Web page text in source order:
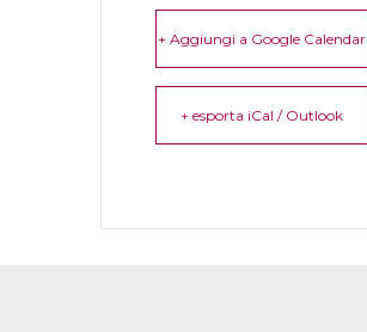
+ Aggiungi a Google Calendar
+ esporta iCal / Outlook